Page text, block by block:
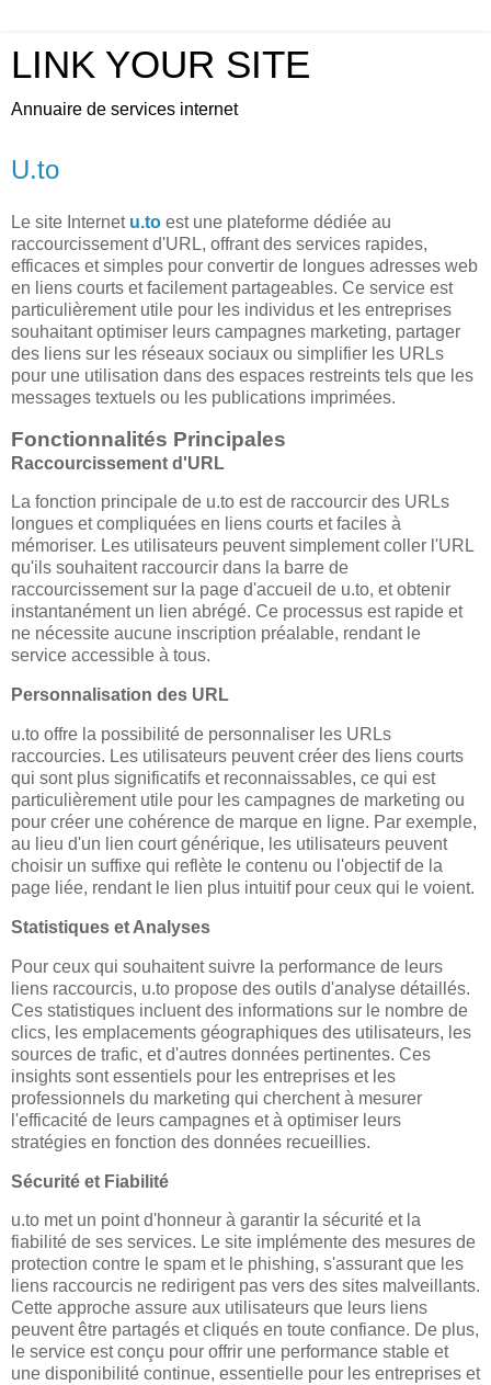
LINK YOUR SITE
Annuaire de services internet
U.to
Le site Internet u.to est une plateforme dédiée au
raccourcissement d'URL, offrant des services rapides,
efficaces et simples pour convertir de longues adresses web
en liens courts et facilement partageables. Ce service est
particulièrement utile pour les individus et les entreprises
souhaitant optimiser leurs campagnes marketing, partager
des liens sur les réseaux sociaux ou simplifier les URLs
pour une utilisation dans des espaces restreints tels que les
messages textuels ou les publications imprimées.
Fonctionnalités Principales
Raccourcissement d'URL
La fonction principale de u.to est de raccourcir des URLs
longues et compliquées en liens courts et faciles à
mémoriser. Les utilisateurs peuvent simplement coller l'URL
qu'ils souhaitent raccourcir dans la barre de
raccourcissement sur la page d'accueil de u.to, et obtenir
instantanément un lien abrégé. Ce processus est rapide et
ne nécessite aucune inscription préalable, rendant le
service accessible à tous.
Personnalisation des URL
u.to offre la possibilité de personnaliser les URLs
raccourcies. Les utilisateurs peuvent créer des liens courts
qui sont plus significatifs et reconnaissables, ce qui est
particulièrement utile pour les campagnes de marketing ou
pour créer une cohérence de marque en ligne. Par exemple,
au lieu d'un lien court générique, les utilisateurs peuvent
choisir un suffixe qui reflète le contenu ou l'objectif de la
page liée, rendant le lien plus intuitif pour ceux qui le voient.
Statistiques et Analyses
Pour ceux qui souhaitent suivre la performance de leurs
liens raccourcis, u.to propose des outils d'analyse détaillés.
Ces statistiques incluent des informations sur le nombre de
clics, les emplacements géographiques des utilisateurs, les
sources de trafic, et d'autres données pertinentes. Ces
insights sont essentiels pour les entreprises et les
professionnels du marketing qui cherchent à mesurer
l'efficacité de leurs campagnes et à optimiser leurs
stratégies en fonction des données recueillies.
Sécurité et Fiabilité
u.to met un point d'honneur à garantir la sécurité et la
fiabilité de ses services. Le site implémente des mesures de
protection contre le spam et le phishing, s'assurant que les
liens raccourcis ne redirigent pas vers des sites malveillants.
Cette approche assure aux utilisateurs que leurs liens
peuvent être partagés et cliqués en toute confiance. De plus,
le service est conçu pour offrir une performance stable et
une disponibilité continue, essentielle pour les entreprises et